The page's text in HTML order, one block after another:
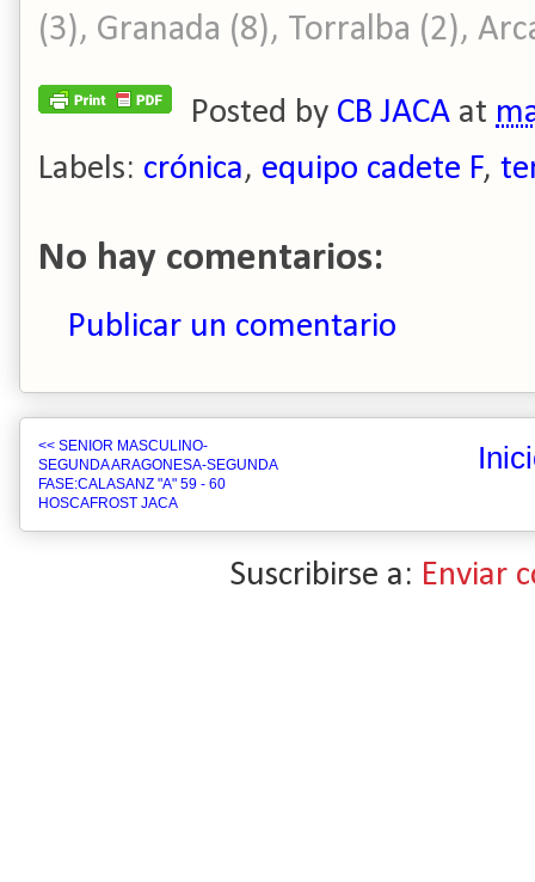
(3), Granada (8), Torralba (2),
Posted by CB JACA at
Labels: crónica, equipo cadete F,
No hay comentarios:
Publicar un comentario
<< SENIOR MASCULINO-
SEGUNDA ARAGONESA-SEGUNDA
FASE:CALASANZ "A" 59 - 60
HOSCAFROST JACA
Suscribirse a: Enviar